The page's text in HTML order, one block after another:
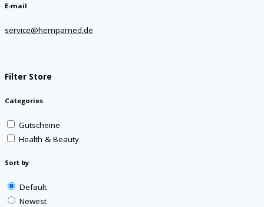
E-mail
service@hempamed.de
Filter Store
Categories
Gutscheine
Health & Beauty
Sort by
Default
Newest